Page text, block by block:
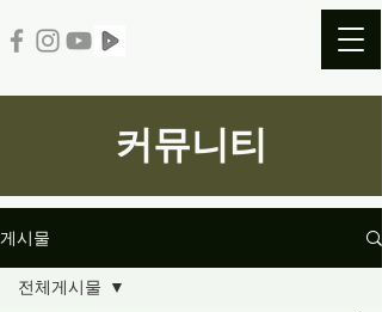
커뮤니티
게시물
전체게시물